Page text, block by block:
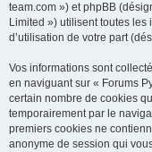
team.com ») et phpBB
Limited ») utilisent toutes
d’utilisation de votre part
Vos informations sont
en naviguant sur « Forums
certain nombre de cookies
temporairement par le
premiers cookies ne
anonyme de session qui